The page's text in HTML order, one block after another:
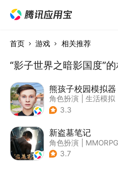
首页 游戏 相关推荐
“影子世界之暗影国度”
熊孩子校园模拟器
角色扮演
生活模拟
| 写实
3.3
新盗墓笔记
角色扮演
MMORPG
| 冒险
3.7